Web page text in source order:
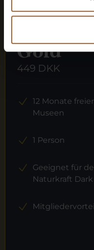
Gold
449 DKK
12 Monate
Museen
1 Person
Geeignet für
Naturkraft